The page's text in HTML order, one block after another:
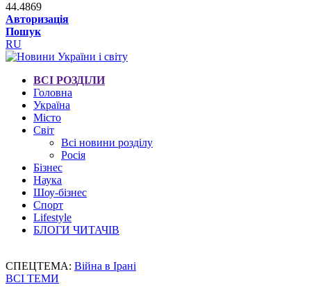
44.4869
Авторизація
Пошук
RU
ВСІ РОЗДІЛИ
Головна
Україна
Місто
Світ
Всі новини розділу
Росія
Бізнес
Наука
Шоу-бізнес
Спорт
Lifestyle
БЛОГИ ЧИТАЧІВ
СПЕЦТЕМА: Війна в Ірані
ВСІ ТЕМИ